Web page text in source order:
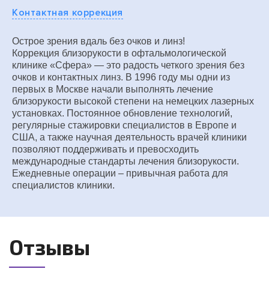
Контактная коррекция
Острое зрения вдаль без очков и линз!
Коррекция близорукости в офтальмологической
клинике «Сфера» — это радость четкого зрения без
очков и контактных линз. В 1996 году мы одни из
первых в Москве начали выполнять лечение
близорукости высокой степени на немецких лазерных
установках. Постоянное обновление технологий,
регулярные стажировки специалистов в Европе и
США, а также научная деятельность врачей клиники
позволяют поддерживать и превосходить
международные стандарты лечения близорукости.
Ежедневные операции – привычная работа для
специалистов клиники.
Отзывы